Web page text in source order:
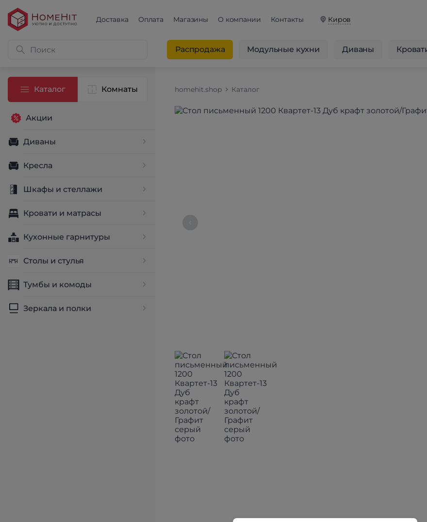
Доставка Оплата Магазины О компании Контакты Киров
Распродажа Модульные кухни Диваны
Каталог Комнаты
Акции
Диваны
Кресла
Шкафы и стеллажи
Кровати и матрасы
Кухонные гарнитуры
Столы и стулья
Тумбы и комоды
Зеркала и полки
homehit.shop Каталог